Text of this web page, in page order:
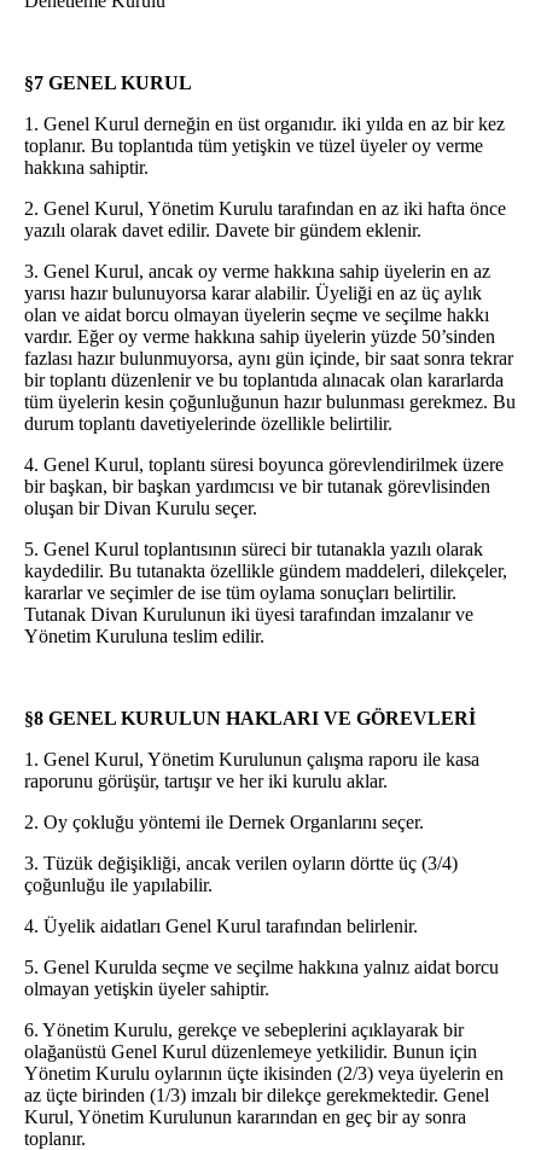
§7 GENEL KURUL
1. Genel Kurul derneğin en üst organıdır. iki yılda en az bir kez
toplanır. Bu toplantıda tüm yetişkin ve tüzel üyeler oy verme
hakkına sahiptir.
2. Genel Kurul, Yönetim Kurulu tarafından en az iki hafta önce
yazılı olarak davet edilir. Davete bir gündem eklenir.
3. Genel Kurul, ancak oy verme hakkına sahip üyelerin en az
yarısı hazır bulunuyorsa karar alabilir. Üyeliği en az üç aylık
olan ve aidat borcu olmayan üyelerin seçme ve seçilme hakkı
vardır. Eğer oy verme hakkına sahip üyelerin yüzde 50’sinden
fazlası hazır bulunmuyorsa, aynı gün içinde, bir saat sonra tekrar
bir toplantı düzenlenir ve bu toplantıda alınacak olan kararlarda
tüm üyelerin kesin çoğunluğunun hazır bulunması gerekmez. Bu
durum toplantı davetiyelerinde özellikle belirtilir.
4. Genel Kurul, toplantı süresi boyunca görevlendirilmek üzere
bir başkan, bir başkan yardımcısı ve bir tutanak görevlisinden
oluşan bir Divan Kurulu seçer.
5. Genel Kurul toplantısının süreci bir tutanakla yazılı olarak
kaydedilir. Bu tutanakta özellikle gündem maddeleri, dilekçeler,
kararlar ve seçimler de ise tüm oylama sonuçları belirtilir.
Tutanak Divan Kurulunun iki üyesi tarafından imzalanır ve
Yönetim Kuruluna teslim edilir.
§8 GENEL KURULUN HAKLARI VE GÖREVLERİ
1. Genel Kurul, Yönetim Kurulunun çalışma raporu ile kasa
raporunu görüşür, tartışır ve her iki kurulu aklar.
2. Oy çokluğu yöntemi ile Dernek Organlarını seçer.
3. Tüzük değişikliği, ancak verilen oyların dörtte üç (3/4)
çoğunluğu ile yapılabilir.
4. Üyelik aidatları Genel Kurul tarafından belirlenir.
5. Genel Kurulda seçme ve seçilme hakkına yalnız aidat borcu
olmayan yetişkin üyeler sahiptir.
6. Yönetim Kurulu, gerekçe ve sebeplerini açıklayarak bir
olağanüstü Genel Kurul düzenlemeye yetkilidir. Bunun için
Yönetim Kurulu oylarının üçte ikisinden (2/3) veya üyelerin en
az üçte birinden (1/3) imzalı bir dilekçe gerekmektedir. Genel
Kurul, Yönetim Kurulunun kararından en geç bir ay sonra
toplanır.